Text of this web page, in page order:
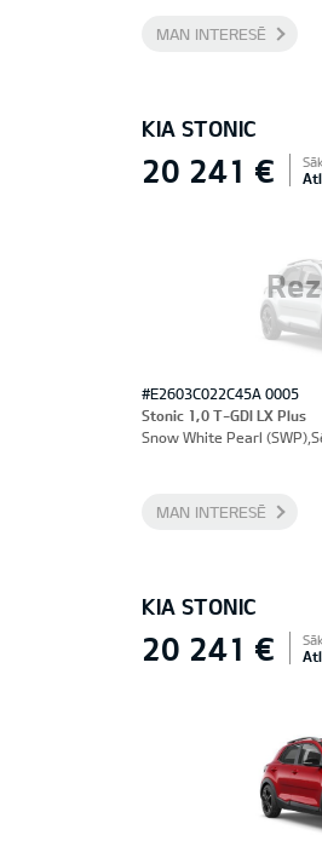
MAN INTERESĒ
KIA STONIC
20 241 €
#E2603C022C45A 0005
Stonic 1,0 T-GDI LX Plus
Snow White Pearl
MAN INTERESĒ
KIA STONIC
20 241 €